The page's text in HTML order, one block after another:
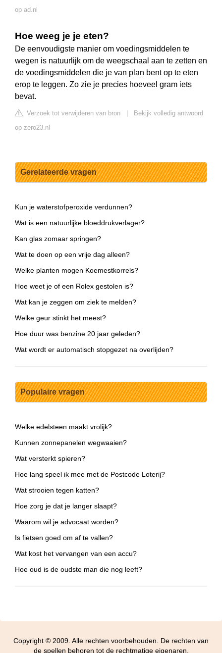
op ad.nl
Hoe weeg je je eten?
De eenvoudigste manier om voedingsmiddelen te
wegen is natuurlijk om de weegschaal aan te zetten en
de voedingsmiddelen die je van plan bent op te eten
erop te leggen. Zo zie je precies hoeveel gram iets
bevat.
Verzoek tot verwijderen van bron
Bekijk volledig antwoord
op zero23.nl
Gerelateerde vragen
Kun je waterstofperoxide verdunnen?
Wat is een natuurlijke bloeddrukverlager?
Kan glas zomaar springen?
Wat te doen op een vrije dag alleen?
Welke planten mogen Koemestkorrels?
Hoe weet je of een Rolex gestolen is?
Wat kan je zeggen om ziek te melden?
Welke geur stinkt het meest?
Hoe duur was benzine 20 jaar geleden?
Wat wordt er automatisch stopgezet na overlijden?
Populaire vragen
Welke edelsteen maakt vrolijk?
Kunnen zonnepanelen wegwaaien?
Wat versterkt spieren?
Hoe lang speel ik mee met de Postcode Loterij?
Wat strooien tegen katten?
Hoe zorg je dat je langer slaapt?
Waarom wil je advocaat worden?
Is fietsen goed om af te vallen?
Wat kost het vervangen van een accu?
Hoe oud is de oudste man die nog leeft?
Copyright © 2009. Alle rechten voorbehouden. De rechten van
de spellen behoren tot de rechtmatige eigenaren.